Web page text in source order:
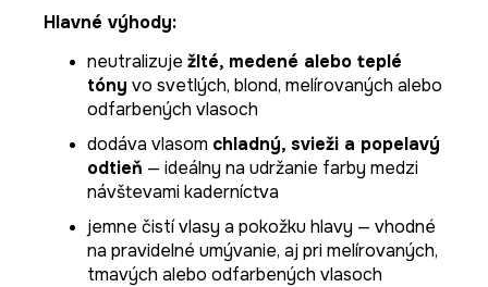
Hlavné výhody:
neutralizuje žlté, medené alebo teplé
tóny vo svetlých, blond, melírovaných alebo
odfarbených vlasoch
dodáva vlasom chladný, svieži a popelavý
odtieň — ideálny na udržanie farby medzi
návštevami kaderníctva
jemne čistí vlasy a pokožku hlavy — vhodné
na pravidelné umývanie, aj pri melírovaných,
tmavých alebo odfarbených vlasoch